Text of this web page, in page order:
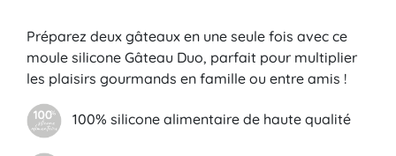
Préparez deux gâteaux en une seule fois avec ce
moule silicone Gâteau Duo, parfait pour multiplier
les plaisirs gourmands en famille ou entre amis !
100% silicone alimentaire de haute qualité